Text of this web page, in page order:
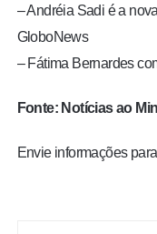
– Andréia Sadi é a
GloboNews
– Fátima Bernardes
Fonte: Notícias ao
Envie informações